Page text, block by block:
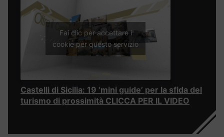
Fai clic per accettare i
cookie per questo servizio
Castelli di Sicilia: 19 ‘mini guide’ per la sfida del
turismo di prossimità CLICCA PER IL VIDEO